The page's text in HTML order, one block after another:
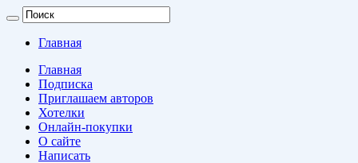
Главная
Главная
Подписка
Приглашаем авторов
Хотелки
Онлайн-покупки
О сайте
Написать